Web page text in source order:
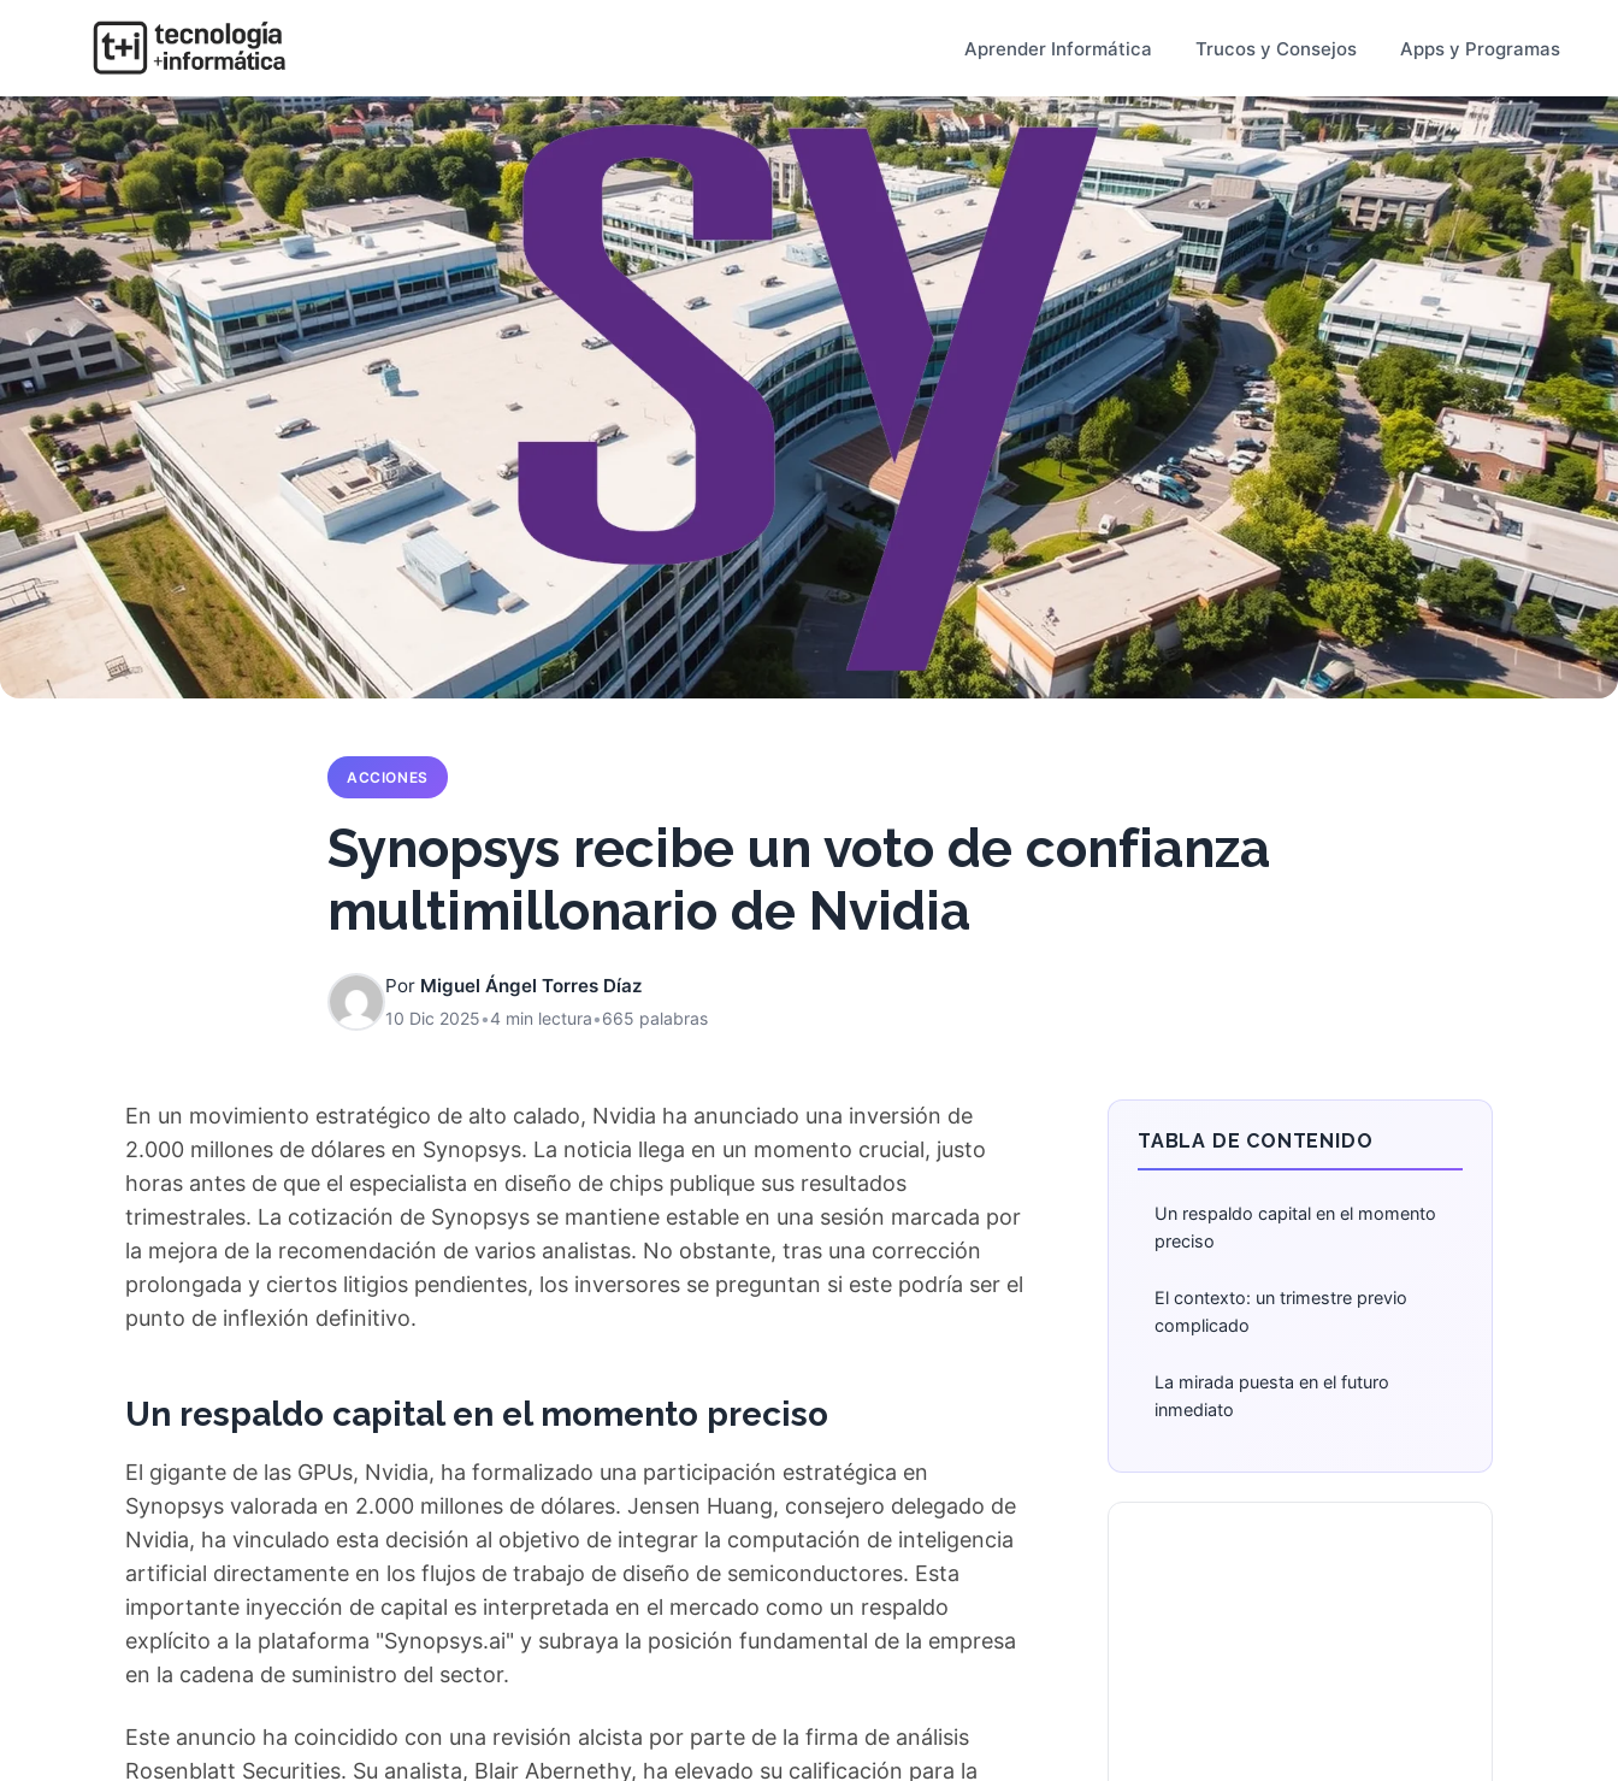
Aprender Informática Trucos y Consejos Apps y Programas
ACCIONES
Synopsys recibe un voto de confianza
multimillonario de Nvidia
Por Miguel Ángel Torres Díaz
10 Dic 2025•4 min lectura•665 palabras
En un movimiento estratégico de alto calado, Nvidia ha anunciado una inversión de
2.000 millones de dólares en Synopsys. La noticia llega en un momento crucial, justo
horas antes de que el especialista en diseño de chips publique sus resultados
trimestrales. La cotización de Synopsys se mantiene estable en una sesión marcada por
la mejora de la recomendación de varios analistas. No obstante, tras una corrección
prolongada y ciertos litigios pendientes, los inversores se preguntan si este podría ser el
punto de inflexión definitivo.
Un respaldo capital en el momento preciso
El gigante de las GPUs, Nvidia, ha formalizado una participación estratégica en
Synopsys valorada en 2.000 millones de dólares. Jensen Huang, consejero delegado de
Nvidia, ha vinculado esta decisión al objetivo de integrar la computación de inteligencia
artificial directamente en los flujos de trabajo de diseño de semiconductores. Esta
importante inyección de capital es interpretada en el mercado como un respaldo
explícito a la plataforma "Synopsys.ai" y subraya la posición fundamental de la empresa
en la cadena de suministro del sector.
Este anuncio ha coincidido con una revisión alcista por parte de la firma de análisis
Rosenblatt Securities. Su analista, Blair Abernethy, ha elevado su calificación para la
TABLA DE CONTENIDO
Un respaldo capital en el momento
preciso
El contexto: un trimestre previo
complicado
La mirada puesta en el futuro
inmediato